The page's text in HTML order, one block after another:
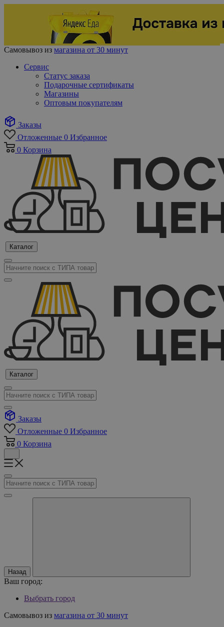
Самовывоз из магазина от 30 минут
Сервис
Статус заказа
Подарочные сертификаты
Магазины
Оптовым покупателям
Заказы
Отложенные 0 Избранное
0 Корзина
Каталог
Каталог
Заказы
Отложенные 0 Избранное
0 Корзина
Назад
Ваш город:
Выбрать город
Самовывоз из магазина от 30 минут